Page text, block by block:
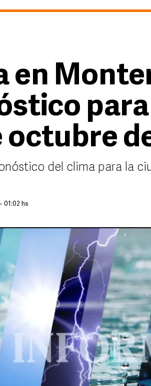
en
octubre
del clima para la
01:02 hs